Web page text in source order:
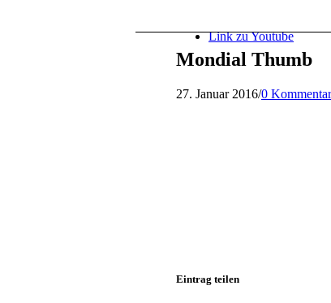
Link zu Youtube
Mondial Thumb
27. Januar 2016/0
Eintrag teilen